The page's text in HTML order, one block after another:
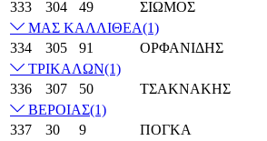
333
304 49 ΣΙΩΜΟΣ
ΜΑΣ ΚΑΛΛΙΘΕΑ(1)
334
305 91 ΟΡΦΑΝΙΔΗΣ
ΤΡΙΚΑΛΩΝ(1)
336
307 50 ΤΣΑΚΝΑΚΗΣ
ΒΕΡΟΙΑΣ(1)
337
30 9 ΠΟΓΚΑ